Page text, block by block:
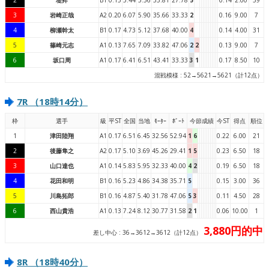
3
岩崎正哉 A2 0.20 6.07 5.90 35.66 33.33 2 0.16 9.00
7
4
柳瀬幹太 B1 0.17 4.73 5.12 37.68 40.00 4 0.14 4.00
31
5
篠崎元志 A1 0.13 7.65 7.09 33.82 47.06 2 2 0.13 9.00
7
6
坂口周 A1 0.17 6.41 6.51 43.41 33.33 3 1 0.17 8.50
10
混戦模様 : 52→5621→5621（計12点）
7R （18時14分）
枠 選手 級 平ST 全国 当地 ﾓｰﾀｰ ﾎﾞｰﾄ 今節成績 今ST 得点
順位
1
津田陸翔 A1 0.17 6.51 6.45 32.56 52.94 1 6 0.22 6.00
21
2
後藤隼之 A2 0.17 5.10 3.69 45.26 29.41 1 5 0.23 6.50
18
3
山口達也 A1 0.14 5.83 5.95 32.33 40.00 4 2 0.19 6.50
18
4
花田和明 B1 0.16 5.23 4.86 34.38 35.71 5 0.15 3.00
36
5
川島拓郎 B1 0.16 4.87 5.40 31.78 47.06 5 3 0.11 4.50
28
6
西山貴浩 A1 0.13 7.24 8.12 30.77 31.58 2 1 0.06 10.00 1
差し中心 : 36→3612→3612（計12点） 3,880円的中
8R （18時40分）